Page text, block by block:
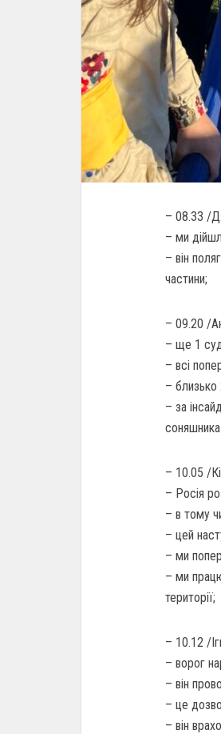
– 08.33 /
– ми
– він
частини;
– 09.20 /
– ще 1
– всі
– близько
– за
– 10.05 /
– Росія
– в тому
– цей
– ми
– ми
території;
– 10.12 /
– ворог
– він
– це
– він